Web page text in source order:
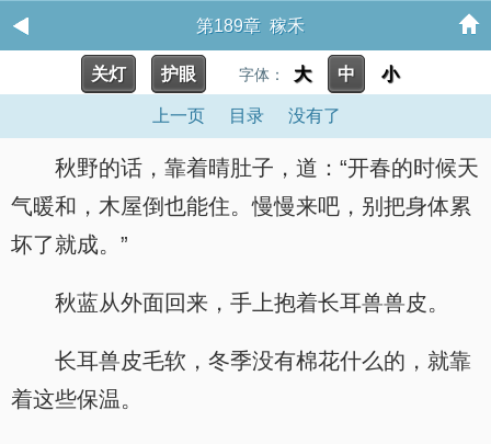
第189章 稼禾
关灯 护眼 字体： 大 中 小
上一页 目录 没有了
秋野的话，靠着晴肚子，道：“开春的时候天
气暖和，木屋倒也能住。慢慢来吧，别把身体累
坏了就成。”
秋蓝从外面回来，手上抱着长耳兽兽皮。
长耳兽皮毛软，冬季没有棉花什么的，就靠
着这些保温。